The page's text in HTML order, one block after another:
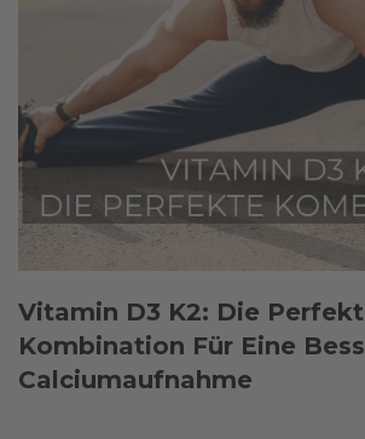
Vitamin D3 K2: Die
Kombination Für Eine
Calciumaufnahme